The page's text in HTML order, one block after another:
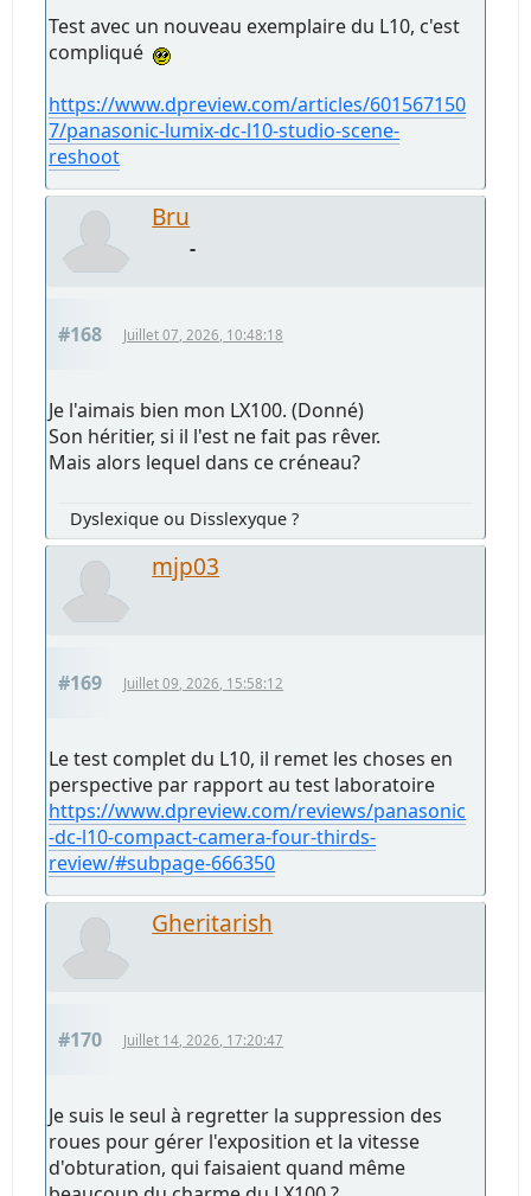
Test avec un nouveau exemplaire du L10, c'est
compliqué
https://www.dpreview.com/articles/601567150
7/panasonic-lumix-dc-l10-studio-scene-
reshoot
Bru
-
#168 Juillet 07, 2026, 10:48:18
Je l'aimais bien mon LX100. (Donné)
Son héritier, si il l'est ne fait pas rêver.
Mais alors lequel dans ce créneau?
Dyslexique ou Disslexyque ?
mjp03
#169 Juillet 09, 2026, 15:58:12
Le test complet du L10, il remet les choses en
perspective par rapport au test laboratoire
https://www.dpreview.com/reviews/panasonic
-dc-l10-compact-camera-four-thirds-
review/#subpage-666350
Gheritarish
#170 Juillet 14, 2026, 17:20:47
Je suis le seul à regretter la suppression des
roues pour gérer l'exposition et la vitesse
d'obturation, qui faisaient quand même